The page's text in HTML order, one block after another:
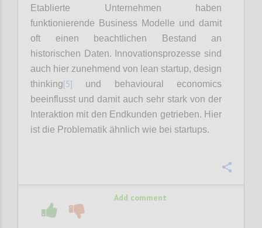
Etablierte Unternehmen haben
funktionierende Business Modelle und damit
oft einen beachtlichen Bestand an
historischen Daten. Innovationsprozesse sind
auch hier zunehmend von lean startup, design
thinking[5] und behavioural economics
beeinflusst und damit auch sehr stark von der
Interaktion mit den Endkunden getrieben. Hier
ist die Problematik ähnlich wie bei startups.
Add comment